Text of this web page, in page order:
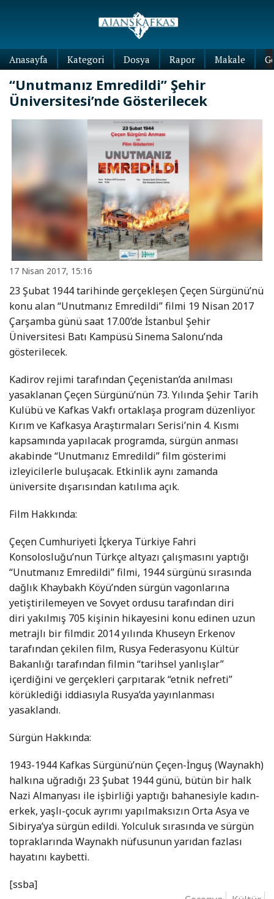
Anasayfa Kategori Dosya Rapor Makale
“Unutmanız Emredildi” Şehir
Üniversitesi’nde Gösterilecek
17 Nisan 2017, 15:16
23 Şubat 1944 tarihinde gerçekleşen Çeçen Sürgünü’nü
konu alan “Unutmanız Emredildi” filmi 19 Nisan 2017
Çarşamba günü saat 17.00’de İstanbul Şehir
Üniversitesi Batı Kampüsü Sinema Salonu’nda
gösterilecek.
Kadirov rejimi tarafından Çeçenistan’da anılması
yasaklanan Çeçen Sürgünü’nün 73. Yılında Şehir Tarih
Kulübü ve Kafkas Vakfı ortaklaşa program düzenliyor.
Kırım ve Kafkasya Araştırmaları Serisi’nin 4. Kısmı
kapsamında yapılacak programda, sürgün anması
akabinde “Unutmanız Emredildi” film gösterimi
izleyicilerle buluşacak. Etkinlik aynı zamanda
üniversite dışarısından katılıma açık.
Film Hakkında:
Çeçen Cumhuriyeti İçkerya Türkiye Fahri
Konsolosluğu’nun Türkçe altyazı çalışmasını yaptığı
“Unutmanız Emredildi” filmi, 1944 sürgünü sırasında
dağlık Khaybakh Köyü’nden sürgün vagonlarına
yetiştirilemeyen ve Sovyet ordusu tarafından diri
diri yakılmış 705 kişinin hikayesini konu edinen uzun
metrajlı bir filmdir. 2014 yılında Khuseyn Erkenov
tarafından çekilen film, Rusya Federasyonu Kültür
Bakanlığı tarafından filmin “tarihsel yanlışlar”
içerdiğini ve gerçekleri çarpıtarak “etnik nefreti”
körüklediği iddiasıyla Rusya’da yayınlanması
yasaklandı.
Sürgün Hakkında:
1943-1944 Kafkas Sürgünü’nün Çeçen-İnguş (Waynakh)
halkına uğradığı 23 Şubat 1944 günü, bütün bir halk
Nazi Almanyası ile işbirliği yaptığı bahanesiyle kadın-
erkek, yaşlı-çocuk ayrımı yapılmaksızın Orta Asya ve
Sibirya’ya sürgün edildi. Yolculuk sırasında ve sürgün
topraklarında Waynakh nüfusunun yarıdan fazlası
hayatını kaybetti.
[ssba]